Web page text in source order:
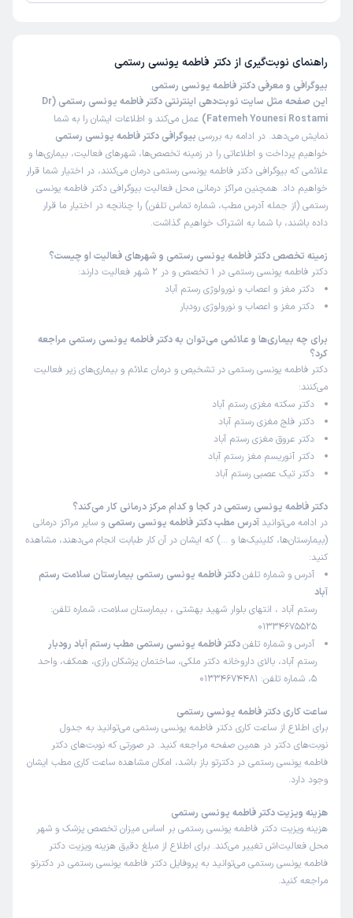
راهنمای نوبت‌گیری از دکتر فاطمه یونسی رستمی
بیوگرافی و معرفی دکتر فاطمه یونسی رستمی
این صفحه مثل سایت نوبت‌دهی اینترنتی دکتر فاطمه یونسی رستمی (Dr
Fatemeh Younesi Rostami)
عمل می‌کند و اطلاعات ایشان را به شما
نمایش می‌دهد. در ادامه به بررسی بیوگرافی دکتر فاطمه یونسی رستمی
خواهیم پرداخت و اطلاعاتی را در زمینه تخصص‌ها، شهرهای فعالیت، بیماری‌ها و
علائمی که بیوگرافی دکتر فاطمه یونسی رستمی درمان می‌کنند، در اختیار شما قرار
خواهیم داد. همچنین مراکز درمانی محل فعالیت بیوگرافی دکتر فاطمه یونسی
رستمی (از جمله آدرس مطب، شماره تماس تلفن) را چنانچه در اختیار ما قرار
داده باشند، با شما به اشتراک خواهیم گذاشت.
زمینه تخصص دکتر فاطمه یونسی رستمی و شهرهای فعالیت او چیست؟
دکتر فاطمه یونسی رستمی در 1 تخصص و در 2 شهر فعالیت دارند:
دکتر مغز و اعصاب و نورولوژی رستم آباد
دکتر مغز و اعصاب و نورولوژی رودبار
برای چه بیماری‌ها و علائمی می‌توان به دکتر فاطمه یونسی رستمی مراجعه
کرد؟
دکتر فاطمه یونسی رستمی در تشخیص و درمان علائم و بیماری‌های زیر فعالیت
می‌کنند:
دکتر سکته مغزی رستم آباد
دکتر فلج مغزی رستم آباد
دکتر عروق مغزی رستم آباد
دکتر آنوریسم مغز رستم آباد
دکتر تیک عصبی رستم آباد
دکتر فاطمه یونسی رستمی در کجا و کدام مرکز درمانی کار می‌کند؟
در ادامه می‌توانید آدرس مطب دکتر فاطمه یونسی رستمی و سایر مراکز درمانی
(بیمارستان‌ها، کلینیک‌ها و …) که ایشان در آن کار طبابت انجام می‌دهند، مشاهده
کنید:
آدرس و شماره تلفندکتر فاطمه یونسی رستمی بیمارستان سلامت رستم
آباد
رستم آباد ، انتهای بلوار شهید بهشتی ، بیمارستان سلامت، شماره تلفن:
01334675525
آدرس و شماره تلفندکتر فاطمه یونسی رستمی مطب رستم آباد رودبار
رستم آباد، بالای داروخانه دکتر ملکی، ساختمان پزشکان رازی، همکف، واحد
5، شماره تلفن: 01334674481
ساعت کاری دکتر فاطمه یونسی رستمی
برای اطلاع از ساعت کاری دکتر فاطمه یونسی رستمی می‌توانید به جدول
نوبت‌های دکتر در همین صفحه مراجعه کنید. در صورتی که نوبت‌های دکتر
فاطمه یونسی رستمی در دکترتو باز باشد، امکان مشاهده ساعت کاری مطب ایشان
وجود دارد.
هزینه ویزیت دکتر فاطمه یونسی رستمی
هزینه ویزیت دکتر فاطمه یونسی رستمی بر اساس میزان تخصص پزشک و شهر
محل فعالیت‌اش تغییر می‌کند. برای اطلاع از مبلغ دقیق هزینه ویزیت دکتر
فاطمه یونسی رستمی می‌توانید به پروفایل دکتر فاطمه یونسی رستمی در دکترتو
مراجعه کنید.